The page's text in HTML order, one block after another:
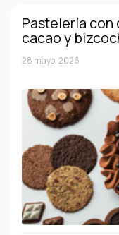
Pastelería
cacao y
28 mayo, 2026